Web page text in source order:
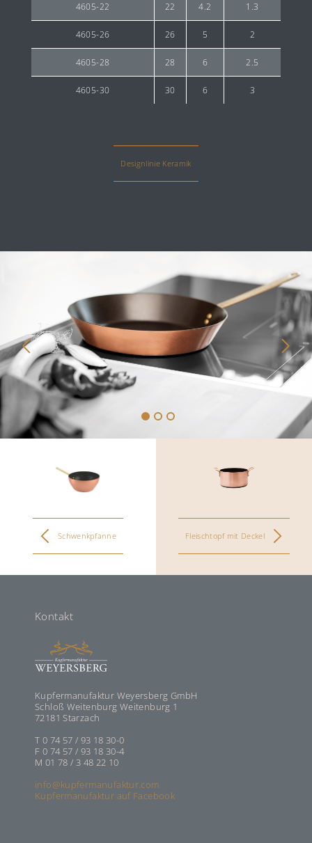
Das Material
Die Manufaktur
tiroler Kaiserschmarrn ein Highlight für
Reibeplätzchen so einfach aber unendlich
lecker
Ausdehnung der Zusammenarbeit mit
der belgischen Manufaktur Falk Culinair
4605-22 22 4.2 1.3
4605-26 26 5 2
4605-28 28 6 2.5
4605-30 30 6 3
Designlinie Keramik
Schwenkpfanne Fleischtopf mit Deckel
Kontakt
Kupfermanufaktur Weyersberg GmbH
Schloß Weitenburg Weitenburg 1
72181 Starzach
T 0 74 57 / 93 18 30-0
F 0 74 57 / 93 18 30-4
M 01 78 / 3 48 22 10
info@kupfermanufaktur.com
Kupfermanufaktur auf Facebook